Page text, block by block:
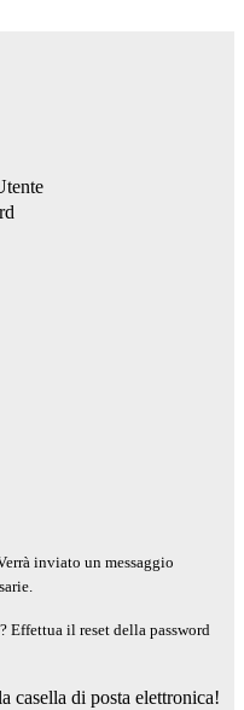
inviato un messaggio
Effettua il reset della password
casella di posta elettronica!